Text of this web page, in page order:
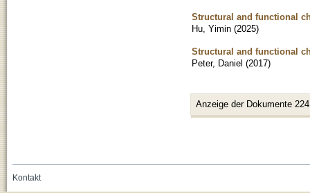
Structural and functional
Hu, Yimin (2025)
Structural and functional
Peter, Daniel (2017)
Anzeige der Dokumente
Kontakt